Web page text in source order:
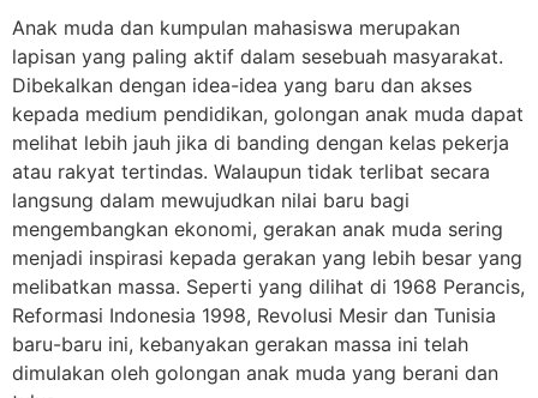
Anak muda dan kumpulan mahasiswa merupakan
lapisan yang paling aktif dalam sesebuah masyarakat.
Dibekalkan dengan idea-idea yang baru dan akses
kepada medium pendidikan, golongan anak muda dapat
melihat lebih jauh jika di banding dengan kelas pekerja
atau rakyat tertindas. Walaupun tidak terlibat secara
langsung dalam mewujudkan nilai baru bagi
mengembangkan ekonomi, gerakan anak muda sering
menjadi inspirasi kepada gerakan yang lebih besar yang
melibatkan massa. Seperti yang dilihat di 1968 Perancis,
Reformasi Indonesia 1998, Revolusi Mesir dan Tunisia
baru-baru ini, kebanyakan gerakan massa ini telah
dimulakan oleh golongan anak muda yang berani dan